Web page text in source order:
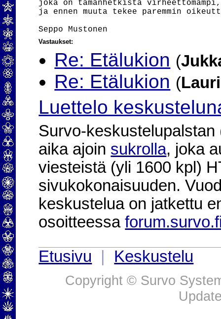
Vastaukset:
Re: Etälukion (
Re: Etälukion (
Luettelo
Survo-
aika ajoin sukrolla, joka
viesteistä (yli 1600 kpl)
sivukokonaisuuden.
keskustelua on jatkettu
osoitteessa
Etusivu
Keskustelu
Copyright © Survo